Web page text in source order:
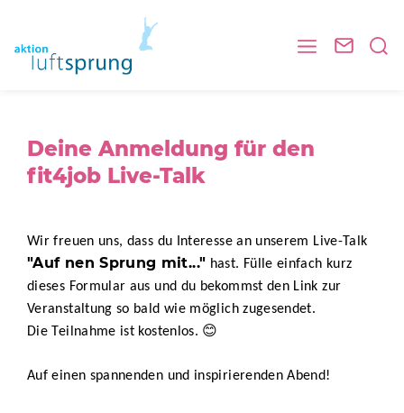
Deine Anmeldung für den
fit4job Live-Talk
Wir freuen uns, dass du Interesse an unserem Live-Talk
"Auf nen Sprung mit..." hast. Fülle einfach kurz
dieses Formular aus und du bekommst den Link zur
Veranstaltung so bald wie möglich zugesendet.
Die Teilnahme ist kostenlos. 😊
Auf einen spannenden und inspirierenden Abend!